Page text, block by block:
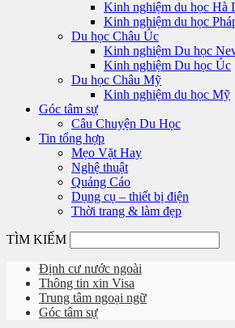
Kinh nghiệm du học Hà
Kinh nghiệm du học
Du học Châu Úc
Kinh nghiệm Du học
Kinh nghiệm Du học Úc
Du học Châu Mỹ
Kinh nghiệm du học Mỹ
Góc tâm sự
Câu Chuyện Du Học
Tin tổng hợp
Mẹo Vặt Hay
Nghệ thuật
Quảng Cáo
Dụng cụ – thiết bị điện
Thời trang & làm đẹp
TÌM KIẾM
Định cư nước ngoài
Thông tin xin Visa
Trung tâm ngoại ngữ
Góc tâm sự